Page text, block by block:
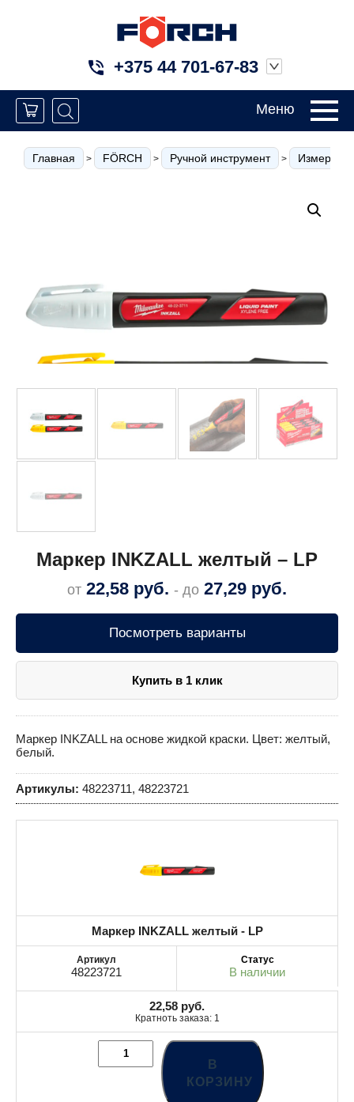
+375 44 701-67-83
Меню
Главная > FÖRCH > Ручной инструмент >
Маркер INKZALL желтый – LP
от 22,58 руб. - до 27,29 руб.
Посмотреть варианты
Купить в 1 клик
Маркер INKZALL на основе жидкой краски. Цвет: желтый,
белый.
Артикулы: 48223711, 48223721
Маркер INKZALL желтый - LP
48223721 В наличии
22,58 руб.
Кратноть заказа: 1
В
КОРЗИНУ